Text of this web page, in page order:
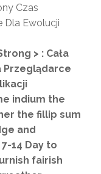
Czas
Dla Ewolucji
> : Cała
Przeglądarce
indium the
the fillip sum
and
14 Day to
fairish